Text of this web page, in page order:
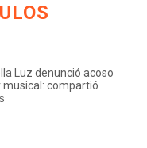
Luz denunció acoso
compartió